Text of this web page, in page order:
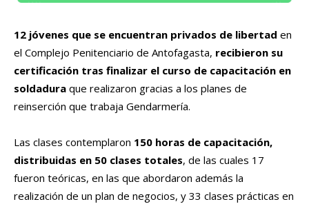
12 jóvenes que se encuentran privados de libertad en
el Complejo Penitenciario de Antofagasta, recibieron su
certificación tras finalizar el curso de capacitación en
soldadura que realizaron gracias a los planes de
reinserción que trabaja Gendarmería.
Las clases contemplaron 150 horas de capacitación,
distribuidas en 50 clases totales, de las cuales 17
fueron teóricas, en las que abordaron además la
realización de un plan de negocios, y 33 clases prácticas en